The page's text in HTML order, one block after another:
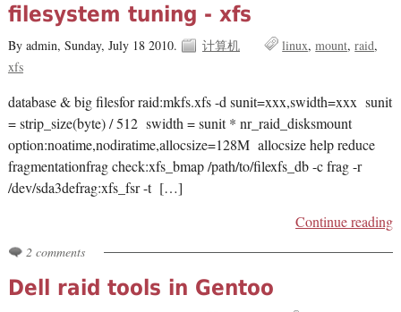
filesystem tuning - xfs
By admin, Sunday, July 18 2010. 计算机 linux mount raid
xfs
database & big filesfor raid:mkfs.xfs -d sunit=xxx,swidth=xxx sunit
= strip_size(byte) / 512 swidth = sunit * nr_raid_disksmount
option:noatime,nodiratime,allocsize=128M allocsize help reduce
fragmentationfrag check:xfs_bmap /path/to/filexfs_db -c frag -r
/dev/sda3defrag:xfs_fsr -t […]
Continue reading
2 comments
Dell raid tools in Gentoo